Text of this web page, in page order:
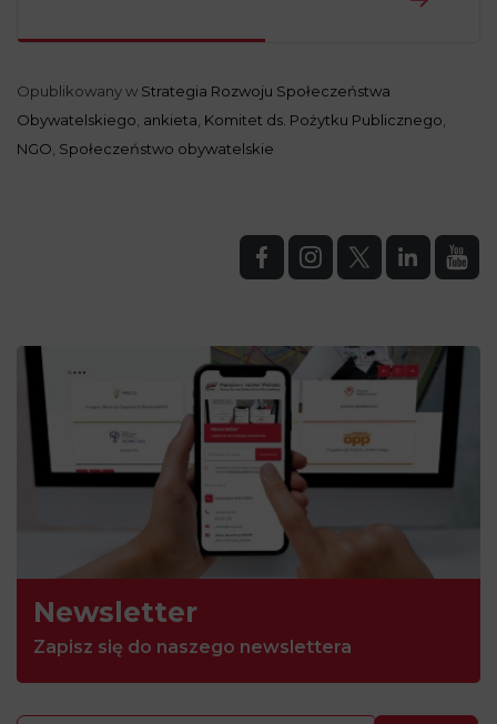
Opublikowany w Strategia Rozwoju Społeczeństwa
Obywatelskiego ankieta Komitet ds. Pożytku Publicznego
NGO Społeczeństwo obywatelskie
Newsletter
Zapisz się do naszego newslettera